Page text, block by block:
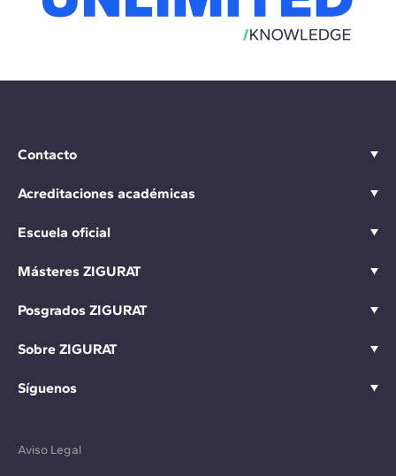
Contacto
Acreditaciones académicas
Escuela oficial
Másteres ZIGURAT
Posgrados ZIGURAT
Sobre ZIGURAT
Síguenos
Aviso Legal